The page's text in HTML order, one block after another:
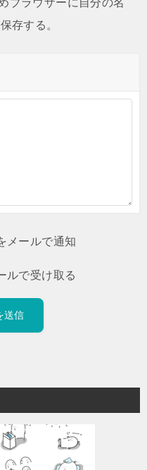
ブラウザーに自分の名
存する。
メールで通知
ルで受け取る